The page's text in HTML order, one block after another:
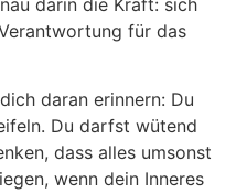
für das
daran erinnern: Du
Du darfst wütend
dass alles umsonst
wenn dein Inneres